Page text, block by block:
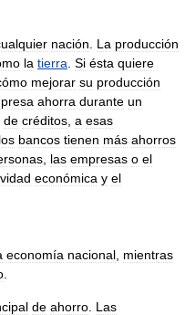
nación La producción
la tierra Si ésta quiere
mejorar su producción
ahorra durante un
de créditos a esas
los bancos tienen más ahorros
las empresas o el
económica y el
economía nacional mientras
de ahorro Las